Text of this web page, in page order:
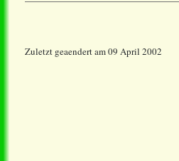
Zuletzt geaendert am 09 April 2002